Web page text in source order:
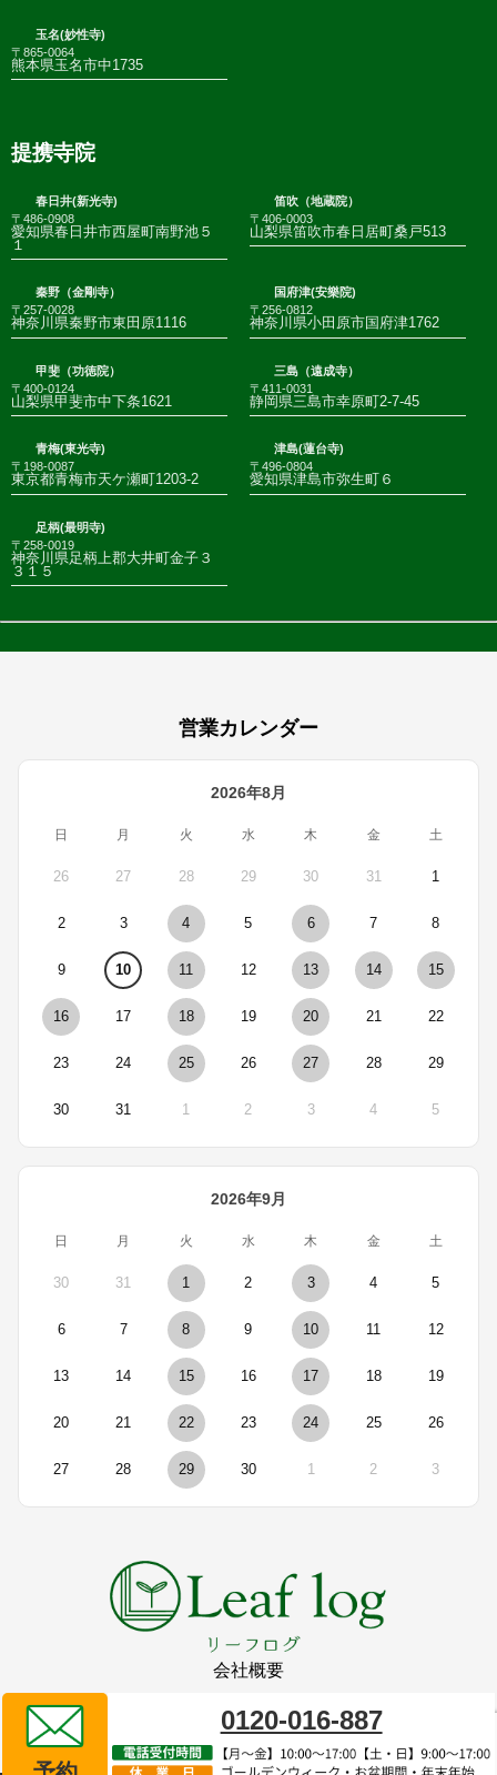
0120-016-887
玉名(妙性寺)
〒865-0064
熊本県玉名市中1735
提携寺院
春日井(新光寺)
〒486-0908
愛知県春日井市西屋町南野池５
１
笛吹（地蔵院）
〒406-0003
山梨県笛吹市春日居町桑戸513
秦野（金剛寺）
〒257-0028
神奈川県秦野市東田原1116
国府津(安樂院)
〒256-0812
神奈川県小田原市国府津1762
甲斐（功徳院）
〒400-0124
山梨県甲斐市中下条1621
三島（遠成寺）
〒411-0031
静岡県三島市幸原町2-7-45
青梅(東光寺)
〒198-0087
東京都青梅市天ケ瀬町1203-2
津島(蓮台寺)
〒496-0804
愛知県津島市弥生町６
足柄(最明寺)
〒258-0019
神奈川県足柄上郡大井町金子３
３１５
営業カレンダー
2026年8月
日 月 火 水 木 金 土
26 27 28 29 30 31 1
2 3 4 5 6 7 8
9 10 11 12 13 14 15
16 17 18 19 20 21 22
23 24 25 26 27 28 29
30 31 1 2 3 4 5
2026年9月
日 月 火 水 木 金 土
30 31 1 2 3 4 5
6 7 8 9 10 11 12
13 14 15 16 17 18 19
20 21 22 23 24 25 26
27 28 29 30 1 2 3
会社概要
リーフログ販売代理店
タイプレイス株式会社